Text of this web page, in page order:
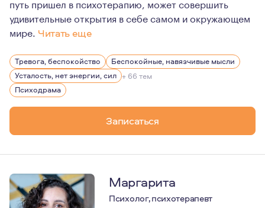
путь пришел в психотерапию, может совершить
удивительные открытия в себе самом и окружающем
мире. Читать еще
Для меня психологическое консультирование – это
Тревога, беспокойство
Беспокойные, навязчивые мысли
Усталость, нет энергии, сил + 66 тем
Психодрама
Записаться
Маргарита
Психолог, психотерапевт